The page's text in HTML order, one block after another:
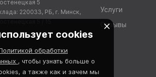
Услуги
Отзывы
5
220033, РБ, г. Минск,
cookies
обработки
, чтобы узнать больше о
а также как и зачем мы